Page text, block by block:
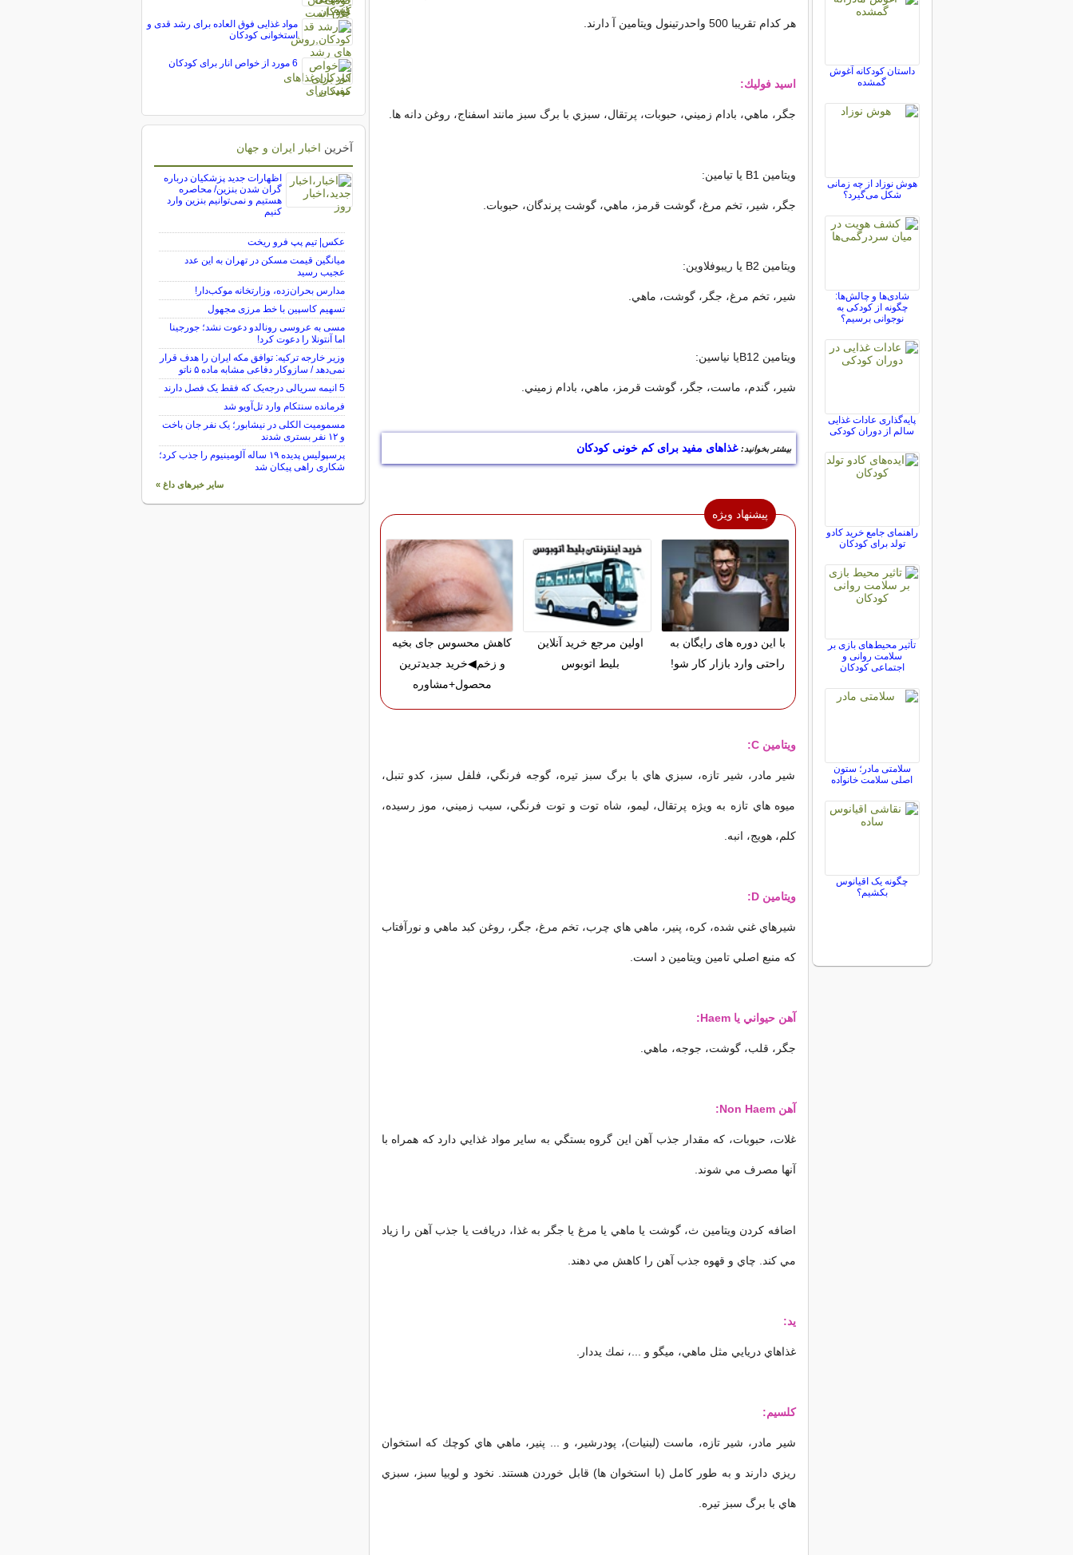
هر كدام تقريبا 500 واحدرتينول ويتامين آ دارند.
اسيد فوليك:
جگر ، ماهي، بادام زميني، حبوبات، پرتقال، سبزي با برگ سبز مانند اسفناج، روغن دانه ها.
ويتامين B1 يا تيامين:
جگر، شير ، تخم مرغ، گوشت قرمز، ماهي، گوشت پرندگان، حبوبات.
ويتامين B2 يا ريبوفلاوين:
شير، تخم مرغ، جگر، گوشت، ماهي.
ويتامين B12يا نياسين:
شير ، گندم، ماست، جگر، گوشت قرمز، ماهي، بادام زميني.
بیشتر بخوانید: غذاهای مفید برای کم خونی کودکان
پیشنهاد ویژه
با این دوره های رایگان به
راحتی وارد بازار کار شو!
اولین مرجع خرید آنلاین
بلیط اتوبوس
کاهش محسوس جای بخیه
و زخم◀خرید جدیدترین
محصول+مشاوره
ويتامين C:
شير مادر، شير تازه، سبزي هاي با برگ سبز تيره، گوجه فرنگي، فلفل سبز، كدو تنبل،
ميوه هاي تازه به ويژه پرتقال، ليمو، شاه توت و توت فرنگي، سيب زميني، موز رسيده،
كلم، هويج، انبه.
ويتامين D:
شيرهاي غني شده، كره، پنير، ماهي هاي چرب، تخم مرغ، جگر، روغن كبد ماهي و نورآفتاب
كه منبع اصلي تامين ويتامين د است.
آهن حيواني يا Haem:
جگر، قلب، گوشت، جوجه، ماهي.
آهن Non Haem:
غلات، حبوبات، كه مقدار جذب آهن اين گروه بستگي به ساير مواد غذايي دارد كه همراه با
آنها مصرف مي شوند.
اضافه كردن ويتامين ث، گوشت يا ماهي يا مرغ يا جگر به غذا، دريافت يا جذب آهن را زياد
مي كند. چاي و قهوه جذب آهن را كاهش مي دهند.
يد:
غذاهاي دريايي مثل ماهي، ميگو و ...، نمك يددار.
كلسيم:
شير مادر، شير تازه، ماست (لبنيات)، پودرشير، و ... پنير، ماهي هاي كوچك كه استخوان
ريزي دارند و به طور كامل (با استخوان ها) قابل خوردن هستند. نخود و لوبيا سبز، سبزي
هاي با برگ سبز تيره.
داستان کودکانه آغوش
گمشده
هوش نوزاد از چه زمانی
شکل می‌گیرد؟
شادی‌ها و چالش‌ها:
چگونه از کودکی به
نوجوانی برسیم؟
پایه‌گذاری عادات غذایی
سالم از دوران کودکی
راهنمای جامع خرید کادو
تولد برای کودکان
تأثیر محیط‌های بازی بر
سلامت روانی و
اجتماعی کودکان
سلامتی مادر؛ ستون
اصلی سلامت خانواده
چگونه یک اقیانوس
بکشیم؟
مواد غذایی فوق العاده برای رشد قدی و
استخوانی کودکان
6 مورد از خواص انار برای کودکان
آخرین اخبار ایران و جهان
اظهارات جدید پزشکیان درباره
گران شدن بنزین/ محاصره
هستیم و نمی‌توانیم بنزین وارد
کنیم
عکس| تیم پپ فرو ریخت
میانگین قیمت مسکن در تهران به این عدد
عجیب رسید
مدارس بحران‌زده، وزارتخانه موکب‌دار!
تسهیم کاسپین با خط مرزی مجهول
مسی به عروسی رونالدو دعوت نشد؛ جورجینا
اما آنتونلا را دعوت کرد!
وزیر خارجه ترکیه: توافق مکه ایران را هدف قرار
نمی‌دهد / سازوکار دفاعی مشابه ماده ۵ ناتو
5 انیمه سریالی درجه‌یک که فقط یک فصل دارند
فرمانده سنتکام وارد تل‌آویو شد
مسمومیت الکلی در نیشابور؛ یک نفر جان باخت
و ۱۲ نفر بستری شدند
پرسپولیس پدیده ۱۹ ساله آلومینیوم را جذب کرد؛
شکاری راهی پیکان شد
سایر خبرهای داغ »